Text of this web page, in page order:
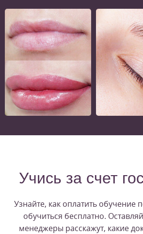
Учись за счет
Узнайте, как оплатить
обучиться бесплатно.
менеджеры расскажут, какие